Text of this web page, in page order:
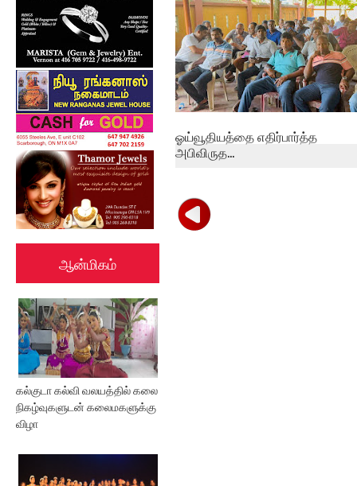
ஆன்மிகம்
கல்குடா கல்வி வலயத்தில் கலை
நிகழ்வுகளுடன் கலைமகளுக்கு
விழா
ஓய்வூதியத்தை எதிர்பார்த்த
அபிவிருத...